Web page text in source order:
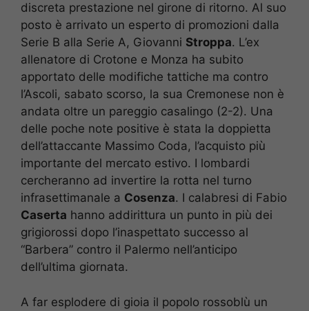
discreta prestazione nel girone di ritorno. Al suo
posto è arrivato un esperto di promozioni dalla
Serie B alla Serie A, Giovanni Stroppa. L’ex
allenatore di Crotone e Monza ha subito
apportato delle modifiche tattiche ma contro
l’Ascoli, sabato scorso, la sua Cremonese non è
andata oltre un pareggio casalingo (2-2). Una
delle poche note positive è stata la doppietta
dell’attaccante Massimo Coda, l’acquisto più
importante del mercato estivo. I lombardi
cercheranno ad invertire la rotta nel turno
infrasettimanale a Cosenza. I calabresi di Fabio
Caserta hanno addirittura un punto in più dei
grigiorossi dopo l’inaspettato successo al
“Barbera” contro il Palermo nell’anticipo
dell’ultima giornata.
A far esplodere di gioia il popolo rossoblù un